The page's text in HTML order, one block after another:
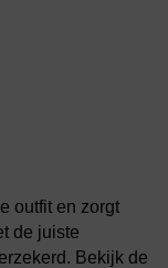
outfit en zorgt
de juiste
Bekijk de